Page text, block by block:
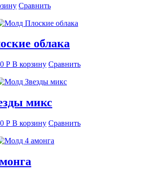
Сравнить
облака
РCurrent
is:
В корзину Сравнить
микс
РCurrent
is:
В корзину Сравнить